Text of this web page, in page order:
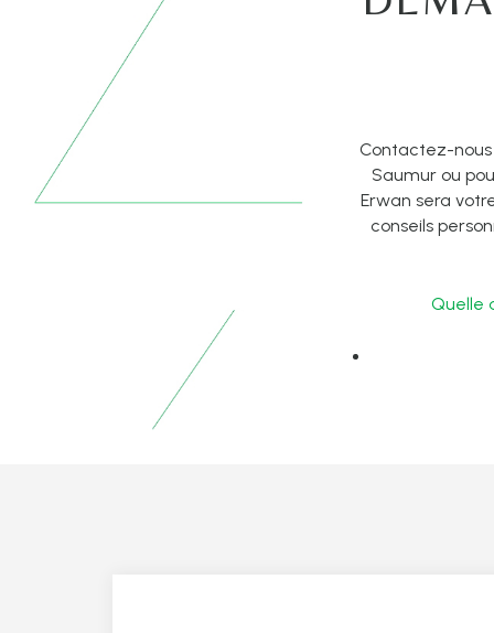
Contactez-
Saumur ou
Erwan sera
conseils
Quelle